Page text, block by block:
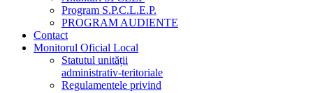
Program S.P.C.L.E.P.
PROGRAM AUDIENTE
Contact
Monitorul Oficial Local
Statutul unității
administrativ-teritoriale
Regulamentele privind